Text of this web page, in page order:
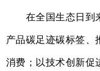
旅游
房产
信息
在全国生态日到
产品碳足迹碳标签、
消费；以技术创新促